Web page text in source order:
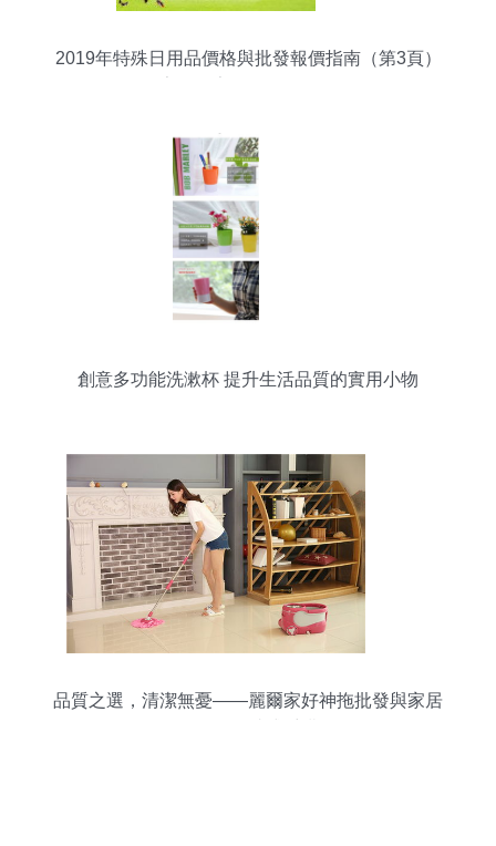
2019年特殊日用品價格與批發報價指南（第3頁）
創意多功能洗漱杯 提升生活品質的實用小物
品質之選，清潔無憂——麗爾家好神拖批發與家居